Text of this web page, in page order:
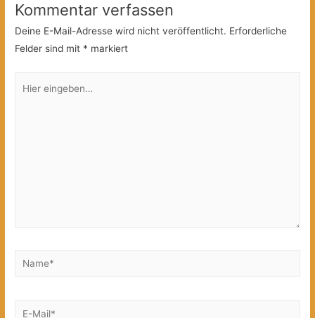
Kommentar verfassen
Deine E-Mail-Adresse wird nicht veröffentlicht. Erforderliche
Felder sind mit * markiert
eingeben…
Name*
E-